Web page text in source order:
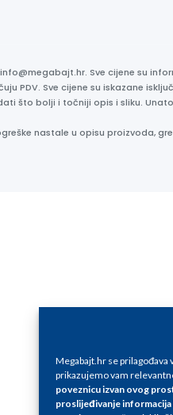
Megabajt.hr se prilagođava
prikazujemo vam
poveznicu izvan ovog
proslijeđivanje informacija
Sve cijene su
PDV. Sve cijene su iskazane
što bolji i točniji opis i sliku.
nastale u opisu proizvoda,